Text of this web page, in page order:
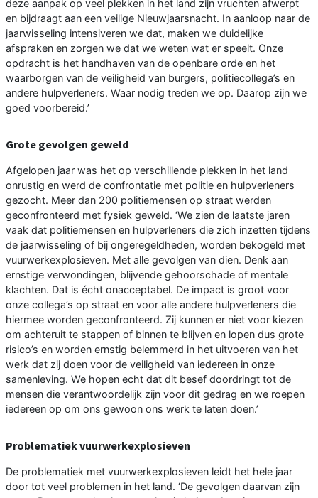
deze aanpak op veel plekken in het land zijn vruchten afwerpt
en bijdraagt aan een veilige Nieuwjaarsnacht. In aanloop naar de
jaarwisseling intensiveren we dat, maken we duidelijke
afspraken en zorgen we dat we weten wat er speelt. Onze
opdracht is het handhaven van de openbare orde en het
waarborgen van de veiligheid van burgers, politiecollega’s en
andere hulpverleners. Waar nodig treden we op. Daarop zijn we
goed voorbereid.’
Grote gevolgen geweld
Afgelopen jaar was het op verschillende plekken in het land
onrustig en werd de confrontatie met politie en hulpverleners
gezocht. Meer dan 200 politiemensen op straat werden
geconfronteerd met fysiek geweld. ‘We zien de laatste jaren
vaak dat politiemensen en hulpverleners die zich inzetten tijdens
de jaarwisseling of bij ongeregeldheden, worden bekogeld met
vuurwerkexplosieven. Met alle gevolgen van dien. Denk aan
ernstige verwondingen, blijvende gehoorschade of mentale
klachten. Dat is écht onacceptabel. De impact is groot voor
onze collega’s op straat en voor alle andere hulpverleners die
hiermee worden geconfronteerd. Zij kunnen er niet voor kiezen
om achteruit te stappen of binnen te blijven en lopen dus grote
risico’s en worden ernstig belemmerd in het uitvoeren van het
werk dat zij doen voor de veiligheid van iedereen in onze
samenleving. We hopen echt dat dit besef doordringt tot de
mensen die verantwoordelijk zijn voor dit gedrag en we roepen
iedereen op om ons gewoon ons werk te laten doen.’
Problematiek vuurwerkexplosieven
De problematiek met vuurwerkexplosieven leidt het hele jaar
door tot veel problemen in het land. ‘De gevolgen daarvan zijn